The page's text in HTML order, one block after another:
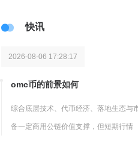
快讯
2026-08-06 17:28:17
omc币的前景如何
综合底层技术、代币经济、落地生态与
备一定商用公链价值支撑，但短期行情